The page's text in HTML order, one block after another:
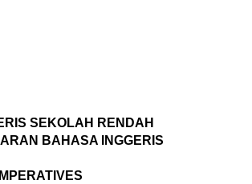
SEKOLAH RENDAH
BAHASA INGGERIS